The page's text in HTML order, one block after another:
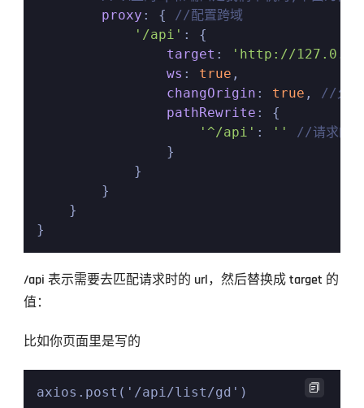
proxy : {
//配置跨域
'/api' : {
target :
'http://
ws : true ,
changOrigin : true ,
//允许
pathRewrite : {
'^/api' : ''
//请求的
                }
            }
        }
    }
/api 表示需要去匹配请求时的 url，然后替换成 target 的
值：
比如你页面里是写的
axios.post('/api/list/gd') 